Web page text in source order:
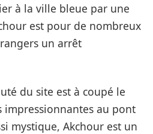
à la ville bleue par une
est pour de nombreux
un arrêt
du site est à coupé le
impressionnantes au pont
mystique, Akchour est un